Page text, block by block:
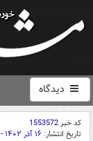
دیدگاه
کد خبر1553572
تاریخ انتشار: ۱۶ آذر ۱۴۰۲ - ۱۴:۳۱